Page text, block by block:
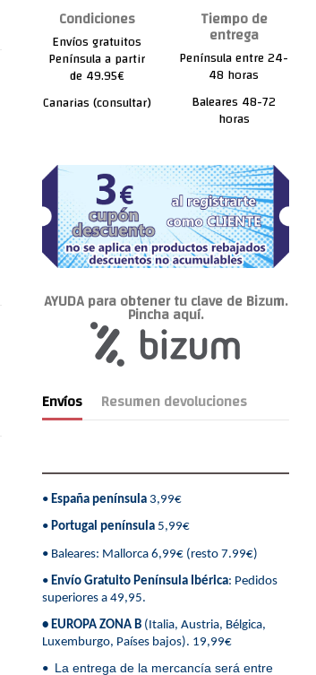
Condiciones
Envíos gratuitos
Península a partir
de 49.95€
Canarias (consultar)
Tiempo de
entrega
Península entre 24-
48 horas
Baleares 48-72
horas
AYUDA para obtener tu clave de Bizum.
Pincha aquí.
Envíos Resumen devoluciones
• España península3,99€
• Portugal península5,99€
• Baleares: Mallorca 6,99€ (resto 7.99€)
• Envío Gratuito Península Ibérica: Pedidos
superiores a 49,95.
• EUROPA ZONA B(Italia, Austria, Bélgica,
Luxemburgo, Países bajos). 19,99€
• La entrega de la mercancía será entre